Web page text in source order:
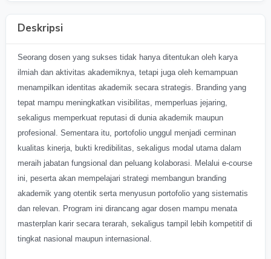
Deskripsi
Seorang dosen yang sukses tidak hanya ditentukan oleh karya
ilmiah dan aktivitas akademiknya, tetapi juga oleh kemampuan
menampilkan identitas akademik secara strategis. Branding yang
tepat mampu meningkatkan visibilitas, memperluas jejaring,
sekaligus memperkuat reputasi di dunia akademik maupun
profesional. Sementara itu, portofolio unggul menjadi cerminan
kualitas kinerja, bukti kredibilitas, sekaligus modal utama dalam
meraih jabatan fungsional dan peluang kolaborasi. Melalui e-course
ini, peserta akan mempelajari strategi membangun branding
akademik yang otentik serta menyusun portofolio yang sistematis
dan relevan. Program ini dirancang agar dosen mampu menata
masterplan karir secara terarah, sekaligus tampil lebih kompetitif di
tingkat nasional maupun internasional.